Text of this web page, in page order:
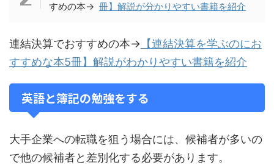
すめの本→ 冊】解説が分かりやすい書籍を紹介
連結決算でおすすめの本→ 【連結決算を学ぶのにお
すすめな本5冊】解説がわかりやすい書籍を紹介
英語と簿記の勉強をする
大手企業への転職を狙う場合には、候補者が多いの
で他の候補者と差別化する必要があります。